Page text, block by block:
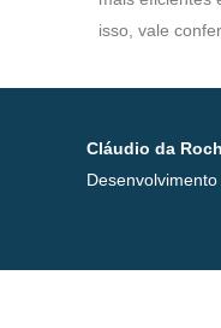
isso, vale
Cláudio da